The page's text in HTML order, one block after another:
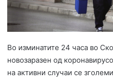
Во изминатите 24 часа во
новозаразен од
на активни случаи се